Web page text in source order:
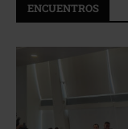
ENCUENTROS